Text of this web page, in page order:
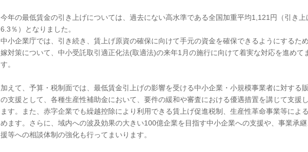
今年の最低賃金の引き上げについては、過去にない高水準である全国加重平均1,121円（引き上
6.3％）となりました。
中小企業庁では、引き続き、賃上げ原資の確保に向けて手元の資金を確保できるようにするた
嫁対策について、中小受託取引適正化法(取適法)の来年1月の施行に向けて着実な対応を進めて
す。
加えて、予算・税制面では、最低賃金引上げの影響を受ける中小企業・小規模事業者に対する
の支援として、各種生産性補助金において、要件の緩和や審査における優遇措置を講じて支援
ます。また、赤字企業でも繰越控除により利用できる賃上げ促進税制、生産性革命事業等によ
めます。さらに、域内への波及効果の大きい100億企業を目指す中小企業への支援や、事業承
援等への相談体制の強化も行ってまいります。